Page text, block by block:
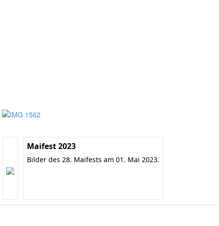
Maifest 2023
Bilder des 28. Maifests am 01. Mai 2023.